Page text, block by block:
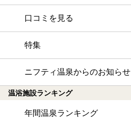
口コミを見る
特集
ニフティ温泉からのお知らせ
温浴施設ランキング
年間温泉ランキング